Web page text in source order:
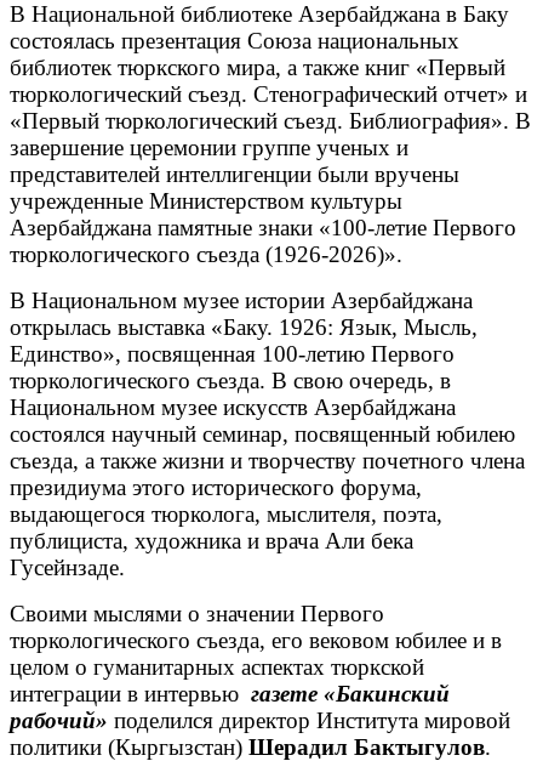
В Национальной библиотеке Азербайджана в Баку
состоялась презентация Союза национальных
библиотек тюркского мира, а также книг «Первый
тюркологический съезд. Стенографический отчет» и
«Первый тюркологический съезд. Библиография». В
завершение церемонии группе ученых и
представителей интеллигенции были вручены
учрежденные Министерством культуры
Азербайджана памятные знаки «100-летие Первого
тюркологического съезда (1926-2026)».
В Национальном музее истории Азербайджана
открылась выставка «Баку. 1926: Язык, Мысль,
Единство», посвященная 100-летию Первого
тюркологического съезда. В свою очередь, в
Национальном музее искусств Азербайджана
состоялся научный семинар, посвященный юбилею
съезда, а также жизни и творчеству почетного члена
президиума этого исторического форума,
выдающегося тюрколога, мыслителя, поэта,
публициста, художника и врача Али бека
Гусейнзаде.
Своими мыслями о значении Первого
тюркологического съезда, его вековом юбилее и в
целом о гуманитарных аспектах тюркской
интеграции в интервью газете «Бакинский
рабочий» поделился директор Института мировой
политики (Кыргызстан) Шерадил Бактыгулов.